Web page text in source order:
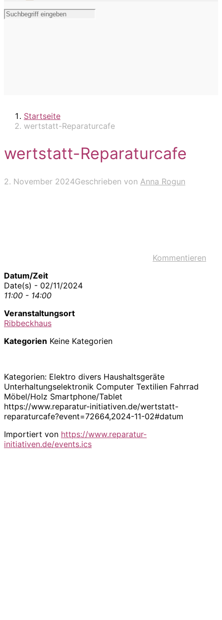
Startseite
wertstatt-Reparaturcafe
wertstatt-Reparaturcafe
2. November 2024Geschrieben von Anna Rogun
Kommentieren
Datum/Zeit
Date(s) - 02/11/2024
11:00 - 14:00
Veranstaltungsort
Ribbeckhaus
Kategorien Keine Kategorien
Kategorien: Elektro divers Haushaltsgeräte
Unterhaltungselektronik Computer Textilien Fahrrad
Möbel/Holz Smartphone/Tablet
https://www.reparatur-initiativen.de/wertstatt-
reparaturcafe?event=72664,2024-11-02#datum
Importiert von https://www.reparatur-
initiativen.de/events.ics